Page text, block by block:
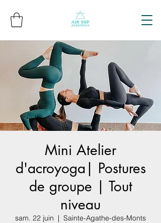
Mini Atelier
d'acroyoga| Postures
de groupe | Tout
niveau
sam. 22 juin
  |
Sainte-Agathe-des-Monts